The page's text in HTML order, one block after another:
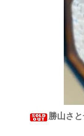
勝山さ